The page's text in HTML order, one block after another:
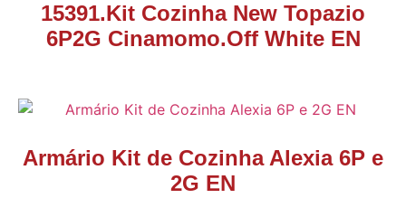
15391.Kit Cozinha New Topazio
6P2G Cinamomo.Off White EN
Armário Kit de Cozinha Alexia 6P e
2G EN